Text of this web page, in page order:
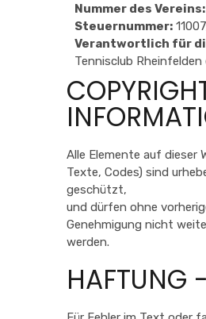
Nummer des Vereins:
Steuernummer:
Verantwortlich für
Tennisclub Rheinfelden
Alle Elemente auf dieser
Texte, Codes) sind
geschützt,
und dürfen ohne
Genehmigung nicht
werden.
HAFTUNG